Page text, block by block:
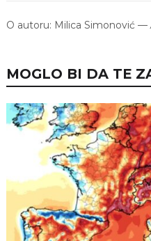
O autoru: Milica Simonović —
MOGLO BI DA TE